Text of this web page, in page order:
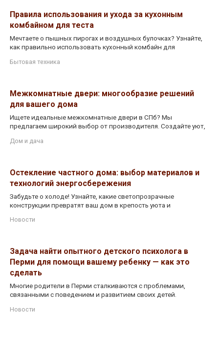
Правила использования и ухода за кухонным
комбайном для теста
Мечтаете о пышных пирогах и воздушных булочках? Узнайте,
как правильно использовать кухонный комбайн для
Бытовая техника
Межкомнатные двери: многообразие решений
для вашего дома
Ищете идеальные межкомнатные двери в СПб? Мы
предлагаем широкий выбор от производителя. Создайте уют,
Дом и дача
Остекление частного дома: выбор материалов и
технологий энергосбережения
Забудьте о холоде! Узнайте, какие светопрозрачные
конструкции превратят ваш дом в крепость уюта и
Новости
Задача найти опытного детского психолога в
Перми для помощи вашему ребенку — как это
сделать
Многие родители в Перми сталкиваются с проблемами,
связанными с поведением и развитием своих детей.
Новости